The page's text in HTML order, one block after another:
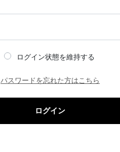
ログイン状態を維持する
パスワードを忘れた方はこちら
ログイン